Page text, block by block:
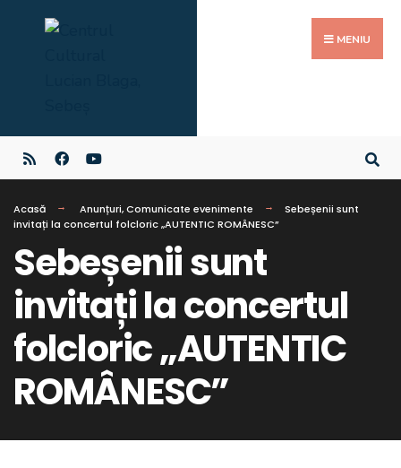
MENIU
Acasă Anunțuri,Comunicate evenimente
Sebeșenii sunt
invitați la concertul folcloric „AUTENTIC ROMÂNESC”
Sebeșenii sunt
invitați la concertul
folcloric „AUTENTIC
ROMÂNESC”